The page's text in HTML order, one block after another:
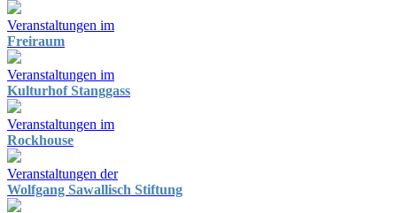
Veranstaltungen im
Freiraum
Veranstaltungen im
Kulturhof Stanggass
Veranstaltungen im
Rockhouse
Veranstaltungen der
Wolfgang Sawallisch Stiftung